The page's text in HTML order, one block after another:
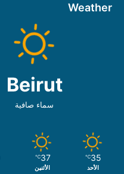
Weather
Beirut
سماء صافية
35
℃
الأحد
37
℃
الأثنين